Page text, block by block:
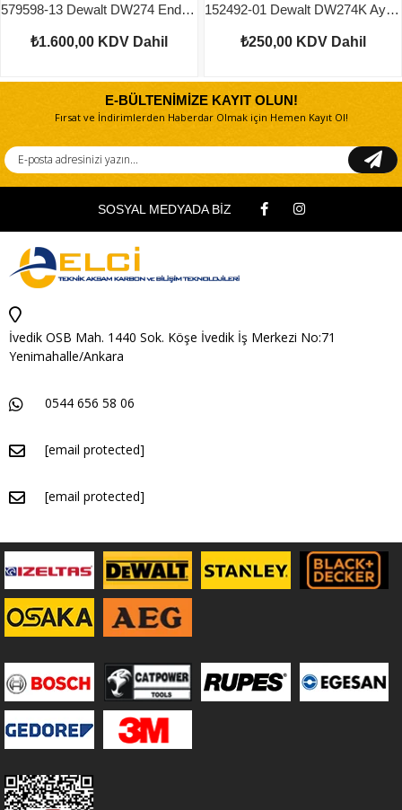
579598-13 Dewalt DW274 Endüvi
₺1.600,00 KDV Dahil
152492-01 Dewalt DW274K Ayar Bileziği
₺250,00 KDV Dahil
E-BÜLTENİMİZE KAYIT OLUN!
Fırsat ve İndirimlerden Haberdar Olmak için Hemen Kayıt Ol!
SOSYAL MEDYADA BİZ
İvedik OSB Mah. 1440 Sok. Köşe İvedik İş Merkezi No:71
Yenimahalle/Ankara
0544 656 58 06
[email protected]
[email protected]